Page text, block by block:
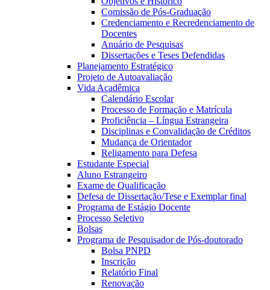
Comissão de Pós-Graduação
Credenciamento e Recredenciamento de
Docentes
Anuário de Pesquisas
Dissertações e Teses Defendidas
Planejamento Estratégico
Projeto de Autoavaliação
Vida Acadêmica
Calendário Escolar
Processo de Formação e Matrícula
Proficiência – Língua Estrangeira
Disciplinas e Convalidação de Créditos
Mudança de Orientador
Religamento para Defesa
Estudante Especial
Aluno Estrangeiro
Exame de Qualificação
Defesa de Dissertação/Tese e Exemplar final
Programa de Estágio Docente
Processo Seletivo
Bolsas
Programa de Pesquisador de Pós-doutorado
Bolsa PNPD
Inscrição
Relatório Final
Renovação